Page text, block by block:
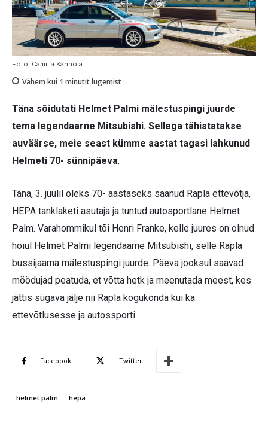
Foto: Camilla Kännola
Vähem kui 1 minutit lugemist
Täna sõidutati Helmet Palmi mälestuspingi juurde
tema legendaarne Mitsubishi. Sellega tähistatakse
auväärse, meie seast kümme aastat tagasi lahkunud
Helmeti 70- sünnipäeva.
Täna, 3. juulil oleks 70- aastaseks saanud Rapla ettevõtja,
HEPA tanklaketi asutaja ja tuntud autosportlane Helmet
Palm. Varahommikul tõi Henri Franke, kelle juures on olnud
hoiul Helmet Palmi legendaarne Mitsubishi, selle Rapla
bussijaama mälestuspingi juurde. Päeva jooksul saavad
möödujad peatuda, et võtta hetk ja meenutada meest, kes
jättis sügava jälje nii Rapla kogukonda kui ka
ettevõtlusesse ja autossporti.
Facebook Twitter
helmet palm hepa